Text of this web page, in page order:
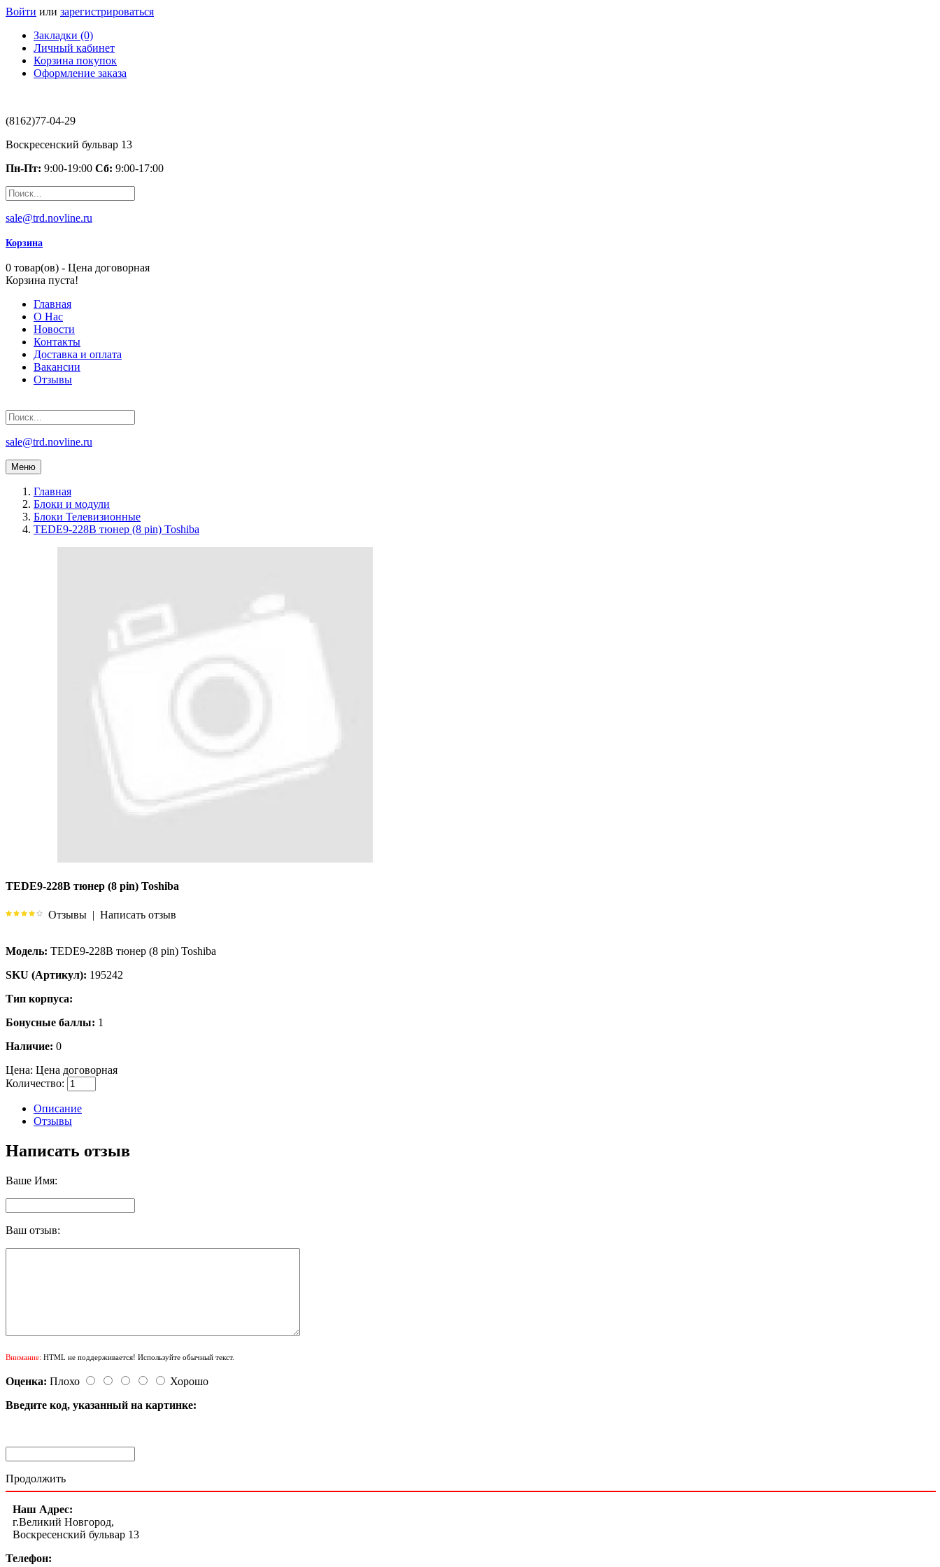
Войти или зарегистрироваться
Закладки (0)
Личный кабинет
Корзина покупок
Оформление заказа
(8162)77-04-29
Воскресенский бульвар 13
Пн-Пт: 9:00-19:00 Сб: 9:00-17:00
sale@trd.novline.ru
Корзина
0 товар(ов) - Цена договорная
Корзина пуста!
Главная
О Нас
Новости
Контакты
Доставка и оплата
Вакансии
Отзывы
sale@trd.novline.ru
Меню
Главная
Блоки и модули
Блоки Телевизионные
TEDE9-228B тюнер (8 pin) Toshiba
TEDE9-228B тюнер (8 pin) Toshiba
Отзывы | Написать отзыв
Модель: TEDE9-228B тюнер (8 pin) Toshiba
SKU (Артикул): 195242
Тип корпуса:
Бонусные баллы: 1
Наличие: 0
Цена: Цена договорная
Количество:
Описание
Отзывы
Написать отзыв
Ваше Имя:
Ваш отзыв:
Внимание: HTML не поддерживается! Используйте обычный текст.
Оценка: Плохо
Хорошо
Введите код, указанный на картинке:
Продолжить
Наш Адрес:
г.Великий Новгород,
Воскресенский бульвар 13
Телефон: